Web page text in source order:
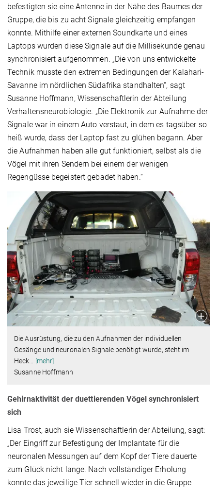
befestigten sie eine Antenne in der Nähe des Baumes der
Gruppe, die bis zu acht Signale gleichzeitig empfangen
konnte. Mithilfe einer externen Soundkarte und eines
Laptops wurden diese Signale auf die Millisekunde genau
synchronisiert aufgenommen. „Die von uns entwickelte
Technik musste den extremen Bedingungen der Kalahari-
Savanne im nördlichen Südafrika standhalten“, sagt
Susanne Hoffmann, Wissenschaftlerin der Abteilung
Verhaltensneurobiologie. „Die Elektronik zur Aufnahme der
Signale war in einem Auto verstaut, in dem es tagsüber so
heiß wurde, dass der Laptop fast zu glühen begann. Aber
die Aufnahmen haben alle gut funktioniert, selbst als die
Vögel mit ihren Sendern bei einem der wenigen
Regengüsse begeistert gebadet haben.“
Die Ausrüstung, die zu den Aufnahmen der individuellen
Gesänge und neuronalen Signale benötigt wurde, steht im
Heck
[mehr]
Susanne Hoffmann
Gehirnaktivität der duettierenden Vögel synchronisiert
sich
Lisa Trost, auch sie Wissenschaftlerin der Abteilung, sagt:
„Der Eingriff zur Befestigung der Implantate für die
neuronalen Messungen auf dem Kopf der Tiere dauerte
zum Glück nicht lange. Nach vollständiger Erholung
konnte das jeweilige Tier schnell wieder in die Gruppe